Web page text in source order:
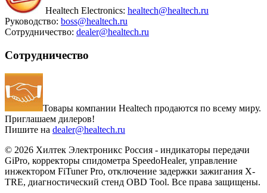
Healtech Electronics: healtech@healtech.ru
Руководство: boss@healtech.ru
Сотрудничество: dealer@healtech.ru
Сотрудничество
Товары компании Healtech продаются по всему миру.
Приглашаем дилеров!
Пишите на dealer@healtech.ru
© 2026 Хилтек Электроникс Россия - индикаторы передачи
GiPro, корректоры спидометра SpeedoHealer, управление
инжектором FiTuner Pro, отключение задержки зажигания X-
TRE, диагностический стенд OBD Tool. Все права защищены.